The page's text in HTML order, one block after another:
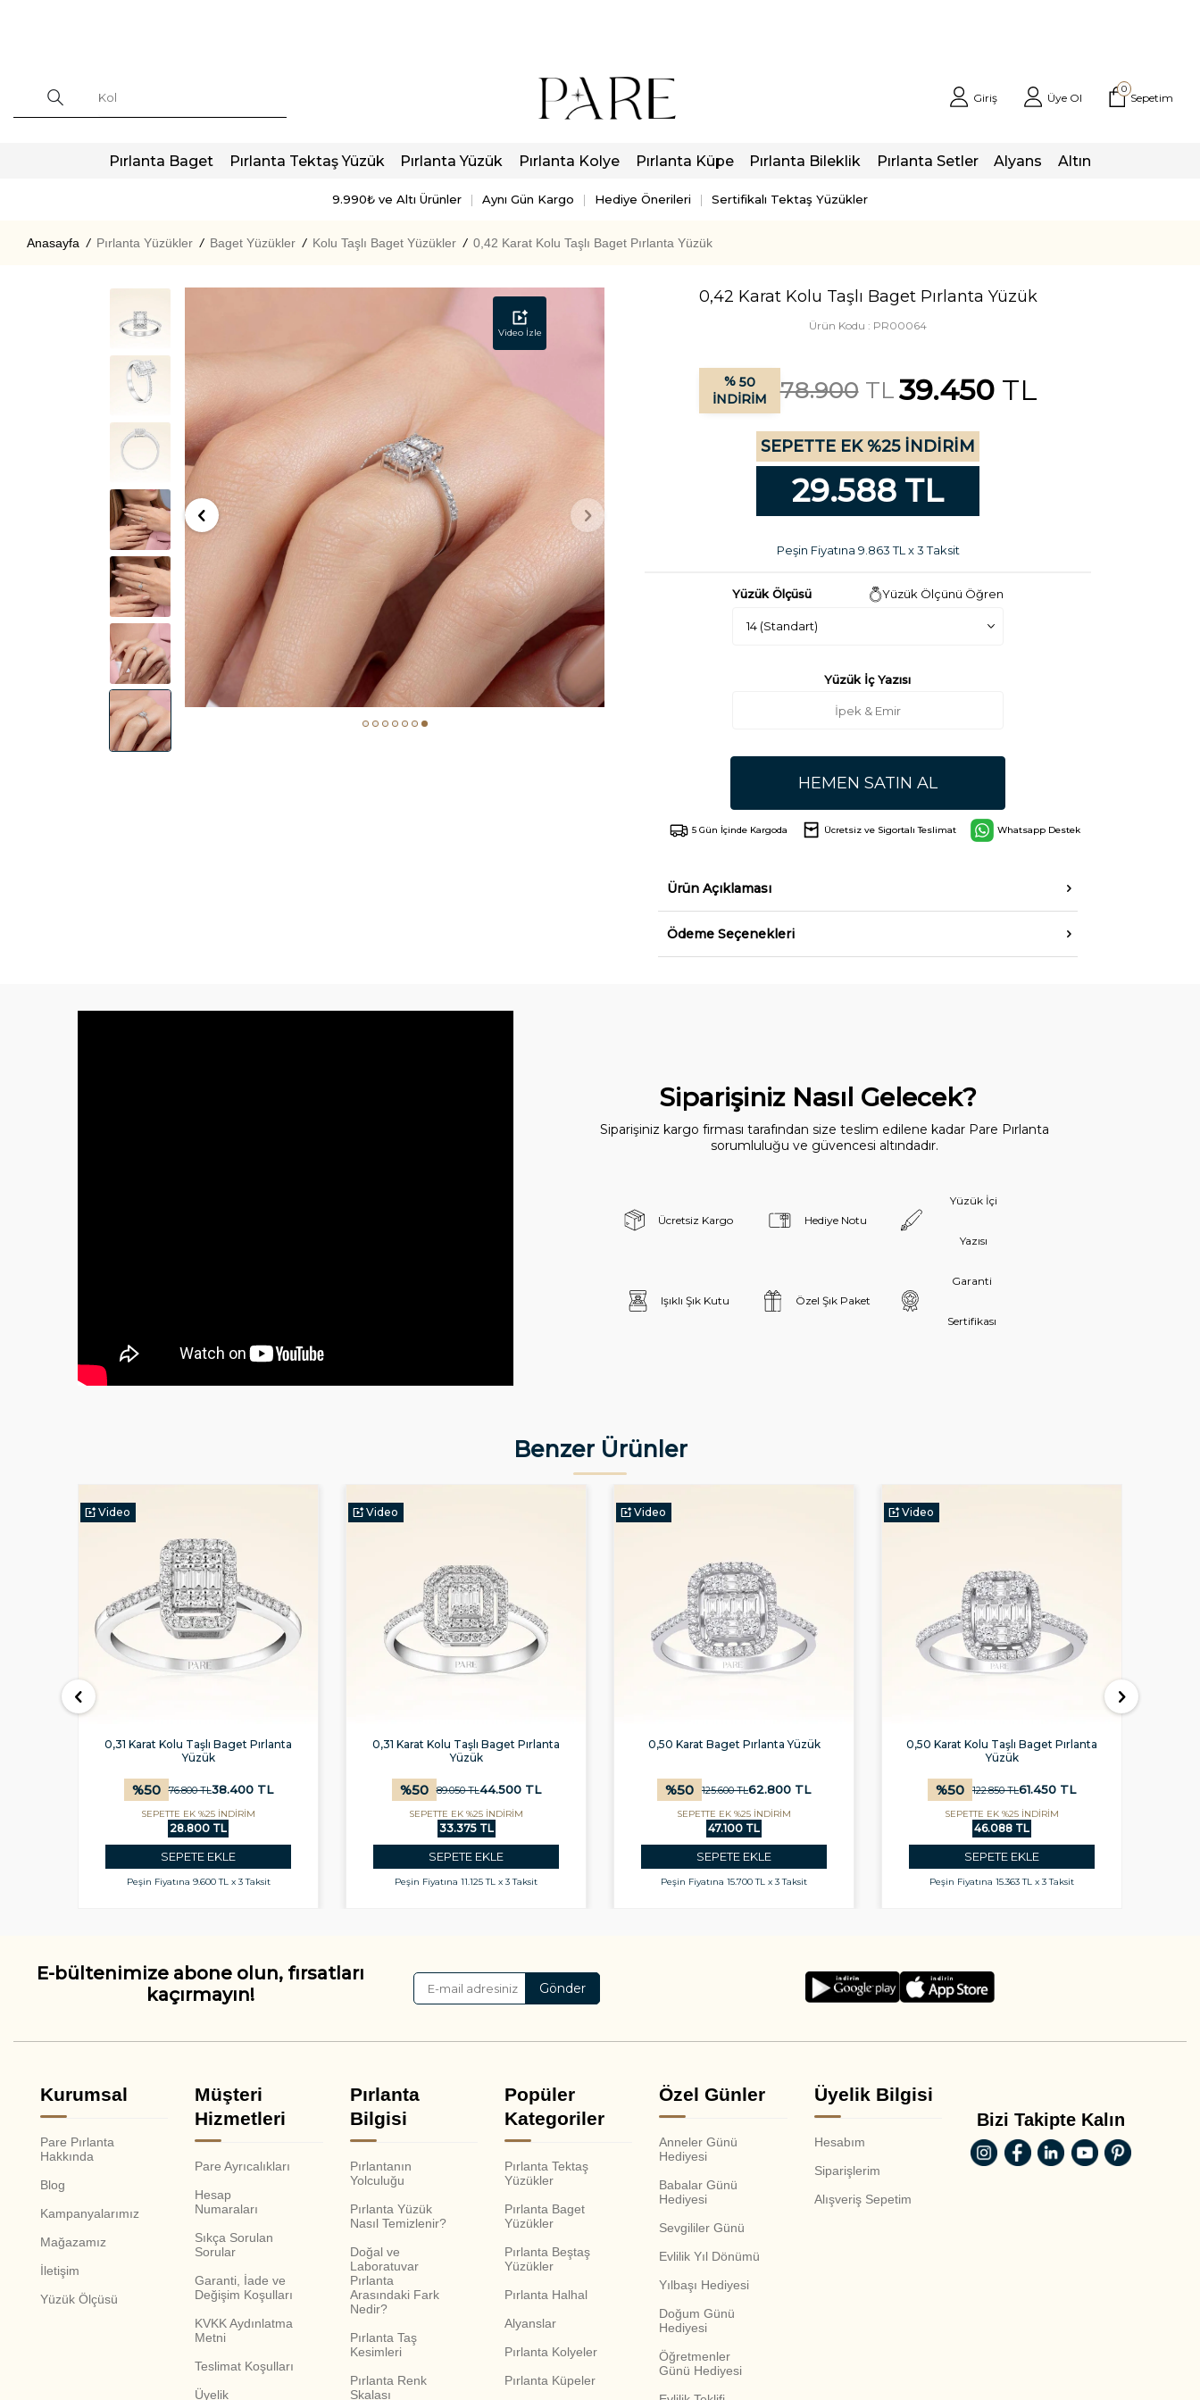
Giriş Üye Ol
0
Sepetim
Pırlanta Baget Pırlanta Tektaş Yüzük Pırlanta Yüzük Pırlanta Kolye Pırlanta Küpe Pırlanta Bileklik Pırlanta Setler Alyans Altın
9.990₺ ve Altı Ürünler Aynı Gün Kargo Hediye Önerileri Sertifikalı Tektaş Yüzükler
Anasayfa / Pırlanta Yüzükler / Baget Yüzükler / Kolu Taşlı Baget Yüzükler / 0,42 Karat Kolu Taşlı Baget Pırlanta Yüzük
Video İzle
0,42 Karat Kolu Taşlı Baget Pırlanta Yüzük
Ürün Kodu : PR00064
% 50
İNDIRIM
78.900TL39.450TL
SEPETTE EK %25 İNDİRİM
29.588 TL
Peşin Fiyatına 9.863 TL x 3 Taksit
Yüzük Ölçüsü Yüzük Ölçünü Öğren
Yüzük İç Yazısı
HEMEN SATIN AL
5 Gün İçinde Kargoda Ücretsiz ve Sigortalı Teslimat Whatsapp Destek
Ürün Açıklaması
Ödeme Seçenekleri
Siparişiniz Nasıl Gelecek?
Siparişiniz kargo firması tarafından size teslim edilene kadar Pare Pırlanta
sorumluluğu ve güvencesi altındadır.
Ücretsiz Kargo Hediye Notu
Yüzük İçi
Yazısı
Işıklı Şık Kutu Özel Şık Paket
Garanti
Sertifikası
Benzer Ürünler
Video
0,31 Karat Kolu Taşlı Baget Pırlanta
Yüzük
%50 76.800TL38.400TL
SEPETTE EK %25 İNDİRİM
28.800 TL
SEPETE EKLE
Peşin Fiyatına 9.600 TL x 3 Taksit
Video
0,31 Karat Kolu Taşlı Baget Pırlanta
Yüzük
%50 89.050TL44.500TL
SEPETTE EK %25 İNDİRİM
33.375 TL
SEPETE EKLE
Peşin Fiyatına 11.125 TL x 3 Taksit
Video
0,50 Karat Baget Pırlanta Yüzük
%50 125.600TL62.800 TL
SEPETTE EK %25 İNDİRİM
47.100 TL
SEPETE EKLE
Peşin Fiyatına 15.700 TL x 3 Taksit
Video
0,50 Karat Kolu Taşlı Baget Pırlanta
Yüzük
%50 122.850TL61.450 TL
SEPETTE EK %25 İNDİRİM
46.088 TL
SEPETE EKLE
Peşin Fiyatına 15.363 TL x 3 Taksit
E-bültenimize abone olun, fırsatları
kaçırmayın!
Gönder
Kurumsal
Pare Pırlanta
Hakkında
Blog
Kampanyalarımız
Mağazamız
İletişim
Yüzük Ölçüsü
Müşteri
Hizmetleri
Pare Ayrıcalıkları
Hesap
Numaraları
Sıkça Sorulan
Sorular
Garanti, İade ve
Değişim Koşulları
KVKK Aydınlatma
Metni
Teslimat Koşulları
Üyelik
Pırlanta
Bilgisi
Pırlantanın
Yolculuğu
Pırlanta Yüzük
Nasıl Temizlenir?
Doğal ve
Laboratuvar
Pırlanta
Arasındaki Fark
Nedir?
Pırlanta Taş
Kesimleri
Pırlanta Renk
Skalası
Popüler
Kategoriler
Pırlanta Tektaş
Yüzükler
Pırlanta Baget
Yüzükler
Pırlanta Beştaş
Yüzükler
Pırlanta Halhal
Alyanslar
Pırlanta Kolyeler
Pırlanta Küpeler
Özel Günler
Anneler Günü
Hediyesi
Babalar Günü
Hediyesi
Sevgililer Günü
Evlilik Yıl Dönümü
Yılbaşı Hediyesi
Doğum Günü
Hediyesi
Öğretmenler
Günü Hediyesi
Üyelik Bilgisi
Hesabım
Siparişlerim
Alışveriş Sepetim
Bizi Takipte Kalın